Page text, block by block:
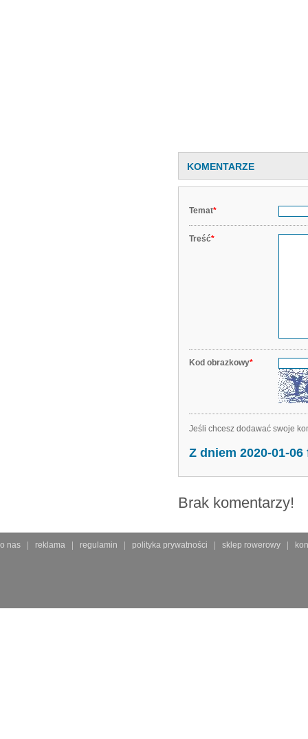
KOMENTARZE
Temat*
Treść*
Kod obrazkowy*
Jeśli chcesz dodawać swoje
Z dniem 2020-01-
Brak komentarzy!
o nas reklama regulamin polityka prywatności sklep rowerowy